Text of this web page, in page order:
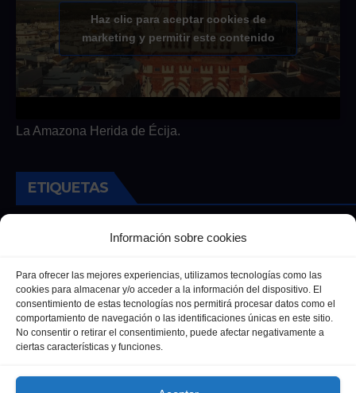
Información sobre cookies
Para ofrecer las mejores experiencias, utilizamos tecnologías como las
cookies para almacenar y/o acceder a la información del dispositivo. El
consentimiento de estas tecnologías nos permitirá procesar datos como el
comportamiento de navegación o las identificaciones únicas en este sitio.
No consentir o retirar el consentimiento, puede afectar negativamente a
ciertas características y funciones.
Haz clic para aceptar cookies de
marketing y permitir este contenido
La Amazona Herida de Écija.
ETIQUETAS
Andalucía Cultura Deportes